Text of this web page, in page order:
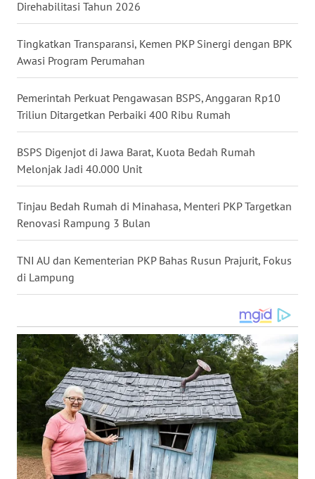
Direhabilitasi Tahun 2026
Tingkatkan Transparansi, Kemen PKP Sinergi dengan BPK
Awasi Program Perumahan
Pemerintah Perkuat Pengawasan BSPS, Anggaran Rp10
Triliun Ditargetkan Perbaiki 400 Ribu Rumah
BSPS Digenjot di Jawa Barat, Kuota Bedah Rumah
Melonjak Jadi 40.000 Unit
Tinjau Bedah Rumah di Minahasa, Menteri PKP Targetkan
Renovasi Rampung 3 Bulan
TNI AU dan Kementerian PKP Bahas Rusun Prajurit, Fokus
di Lampung
WN
JATIM
WN
BALI
WN
KALBAR
WN
KALTENG
WN
KALTARA
WN
KALSEL
WN
KALTIM